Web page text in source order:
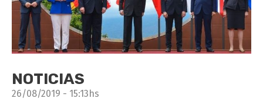
NOTICIAS
26/08/2019 - 15:13hs